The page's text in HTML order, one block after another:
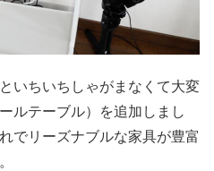
いちいちしゃがまなくて大変
ルテーブル）を追加しまし
でリーズナブルな家具が豊富